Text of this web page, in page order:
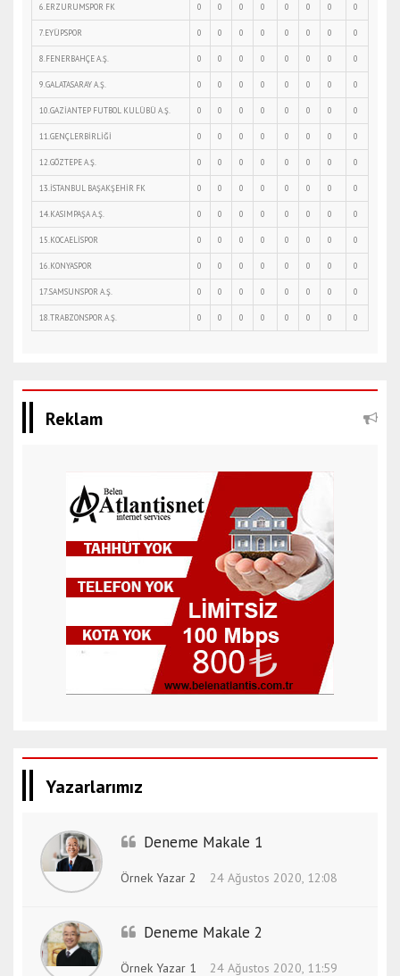
6.ERZURUMSPOR FK 0 0 0 0 0 0 0 0
7.EYÜPSPOR 0 0 0 0 0 0 0 0
8.FENERBAHÇE A.Ş. 0 0 0 0 0 0 0 0
9.GALATASARAY A.Ş. 0 0 0 0 0 0 0 0
10.GAZİANTEP FUTBOL KULÜBÜ A.Ş. 0 0 0 0 0 0 0 0
11.GENÇLERBİRLİĞİ 0 0 0 0 0 0 0 0
12.GÖZTEPE A.Ş. 0 0 0 0 0 0 0 0
13.İSTANBUL BAŞAKŞEHİR FK 0 0 0 0 0 0 0 0
14.KASIMPAŞA A.Ş. 0 0 0 0 0 0 0 0
15.KOCAELİSPOR 0 0 0 0 0 0 0 0
16.KONYASPOR 0 0 0 0 0 0 0 0
17.SAMSUNSPOR A.Ş. 0 0 0 0 0 0 0 0
18.TRABZONSPOR A.Ş. 0 0 0 0 0 0 0 0
Reklam
Yazarlarımız
Deneme Makale 1
Örnek Yazar 2 24 Ağustos 2020, 12:08
Deneme Makale 2
Örnek Yazar 1 24 Ağustos 2020, 11:59